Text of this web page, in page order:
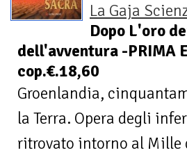
La Gaja
Dopo L'oro
dell'avventura -PRIMA
cop.€.18,60
Groenlandia,
la Terra. Opera degli
ritrovato intorno al Mille